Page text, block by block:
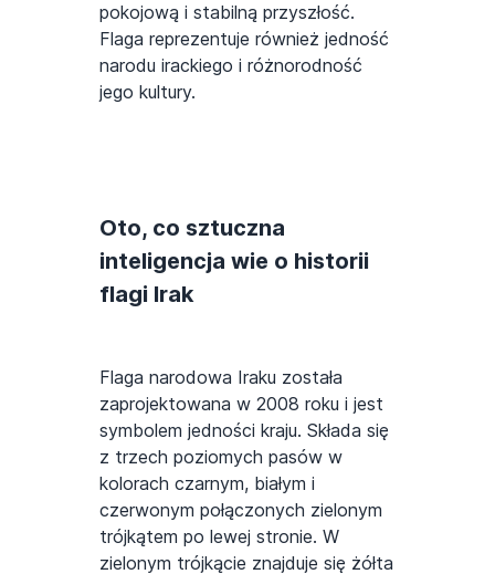
pokojową i stabilną przyszłość.
Flaga reprezentuje również jedność
narodu irackiego i różnorodność
jego kultury.
Oto, co sztuczna
inteligencja wie o historii
flagi Irak
Flaga narodowa Iraku została
zaprojektowana w 2008 roku i jest
symbolem jedności kraju. Składa się
z trzech poziomych pasów w
kolorach czarnym, białym i
czerwonym połączonych zielonym
trójkątem po lewej stronie. W
zielonym trójkącie znajduje się żółta